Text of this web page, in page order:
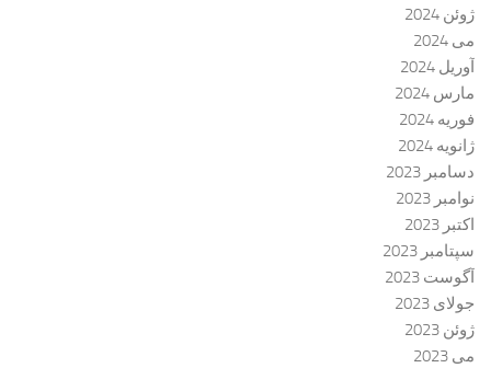
ژوئن 2024
می 2024
آوریل 2024
مارس 2024
فوریه 2024
ژانویه 2024
دسامبر 2023
نوامبر 2023
اکتبر 2023
سپتامبر 2023
آگوست 2023
جولای 2023
ژوئن 2023
می 2023